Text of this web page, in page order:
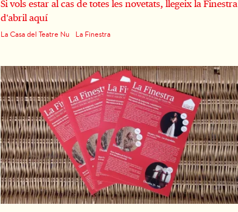
Si vols estar al cas de totes les novetats, llegeix la Finestra
d'abril aquí
La Casa del Teatre Nu La Finestra